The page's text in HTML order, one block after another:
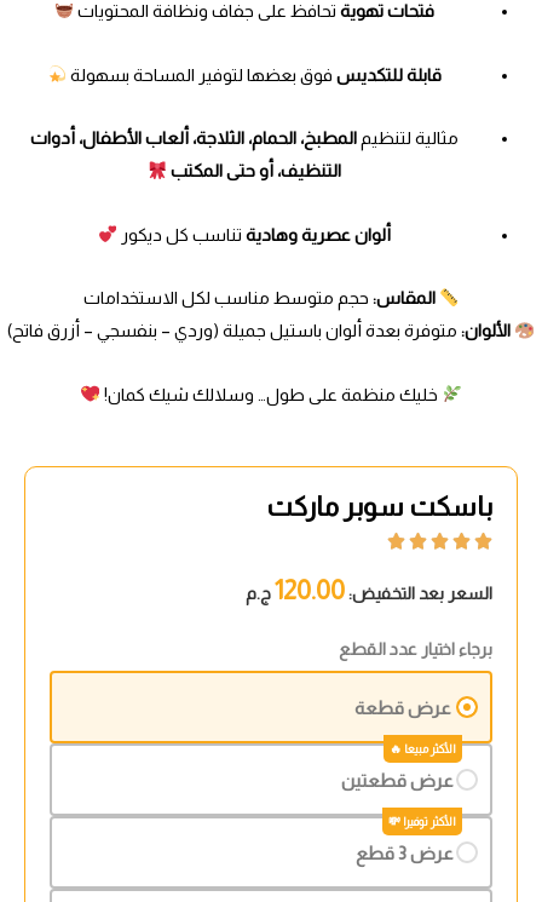
فتحات تهويةتحافظ على جفاف ونظافة المحتويات
قابلة للتكديسفوق بعضها لتوفير المساحة بسهولة
مثالية لتنظيم المطبخ، الحمام، الثلاجة، ألعاب الأطفال، أدوات
التنظيف، أو حتى المكتب
ألوان عصرية وهاديةتناسب كل ديكور
المقاس: حجم متوسط مناسب لكل الاستخدامات
الألوان:متوفرة بعدة ألوان باستيل جميلة (وردي – بنفسجي – أزرق فاتح)
خليك منظمة على طول… وسلالك شيك كمان!
باسكت سوبر ماركت





السعر بعد التخفيض:120.00ج.م
برجاء اختيار عدد القطع
عرض قطعة
عرض قطعتين
عرض 3 قطع